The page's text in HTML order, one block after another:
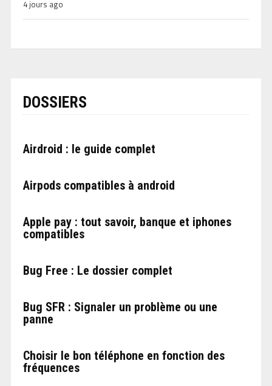
4 jours ago
DOSSIERS
Airdroid : le guide complet
Airpods compatibles à android
Apple pay : tout savoir, banque et iphones
compatibles
Bug Free : Le dossier complet
Bug SFR : Signaler un problème ou une
panne
Choisir le bon téléphone en fonction des
fréquences